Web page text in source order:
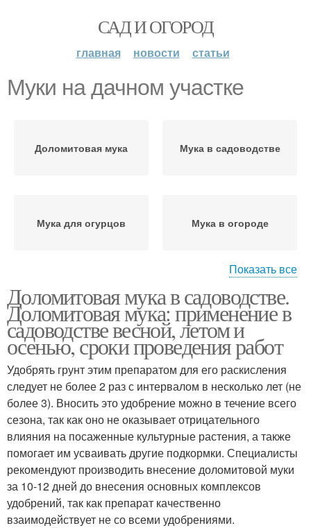
САД И ОГОРОД
главная новости статьи
Муки на дачном участке
Доломитовая мука Мука в садоводстве
Мука для огурцов Мука в огороде
Мука для клубники Мука в зависимости
Показать все
Доломитовая мука в садоводстве.
Доломитовая мука: применение в
садоводстве весной, летом и
осенью, сроки проведения работ
Удобрять грунт этим препаратом для его раскисления
следует не более 2 раз с интервалом в несколько лет (не
более 3). Вносить это удобрение можно в течение всего
сезона, так как оно не оказывает отрицательного
влияния на посаженные культурные растения, а также
помогает им усваивать другие подкормки. Специалисты
рекомендуют производить внесение доломитовой муки
за 10-12 дней до внесения основных комплексов
удобрений, так как препарат качественно
взаимодействует не со всеми удобрениями.